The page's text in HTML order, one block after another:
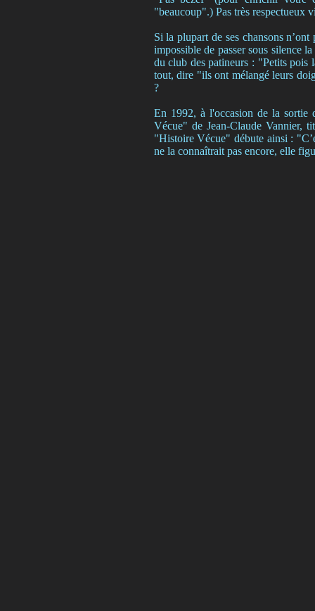
"beaucoup".) Pas très respectueux
Si la plupart de ses chansons
impossible de passer sous silence
du club des patineurs : "Petits pois
tout, dire "ils ont mélangé leurs
?
En 1992, à l'occasion de la
Vécue" de Jean-Claude Vannier,
"Histoire Vécue" débute ainsi :
ne la connaîtrait pas encore, elle